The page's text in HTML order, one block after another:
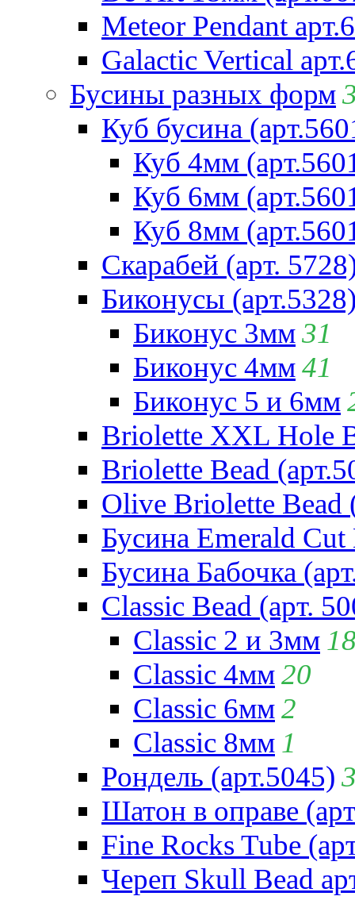
Meteor Pendant
Galactic Vertical
Бусины разных форм
Куб бусина
Куб 4мм
Куб 6мм
Куб 8мм
Скарабей (арт.
Биконусы
Биконус 3мм31
Биконус 4мм41
Биконус 5 и 6мм
Briolette XXL Hole
Briolette Bead
Olive Briolette Bead
Бусина Emerald Cut
Бусина Бабочка
Classic Bead (арт.
Classic 2 и 3мм
Classic 4мм20
Classic 6мм2
Classic 8мм 1
Рондель (арт.5045)
Шатон в оправе
Fine Rocks Tube
Череп Skull Bead